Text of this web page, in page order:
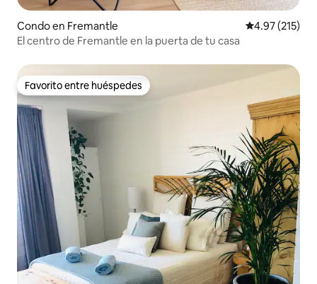
Condo en Fremantle Calificación
4.97 (215)
El centro de Fremantle en la puerta de tu casa
Favorito entre huéspedes
Favorito entre huéspedes